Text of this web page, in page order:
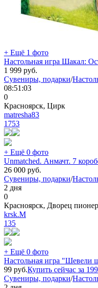
+ Ещё 1 фото
Настольная игра Шакал:
1 999 руб.
Сувениры, подарки/
08:51:03
0
Красноярск, Цирк
matresha83
1753
+ Ещё 0 фото
Unmatched. Анмачт. 7
26 000 руб.
Сувениры, подарки/
2 дня
0
Красноярск, Дворец
krsk.M
135
+ Ещё 0 фото
Настольная игра "Шевели
99 руб.Купить сейчас за 199
Сувениры, подарки/